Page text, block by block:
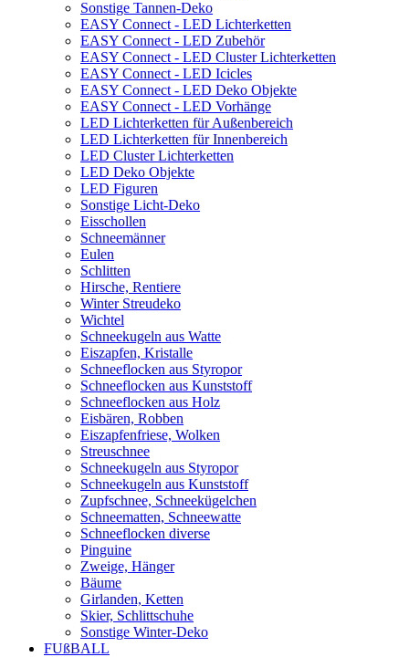
Sonstige Tannen-Deko
EASY Connect - LED Lichterketten
EASY Connect - LED Zubehör
EASY Connect - LED Cluster Lichterketten
EASY Connect - LED Icicles
EASY Connect - LED Deko Objekte
EASY Connect - LED Vorhänge
LED Lichterketten für Außenbereich
LED Lichterketten für Innenbereich
LED Cluster Lichterketten
LED Deko Objekte
LED Figuren
Sonstige Licht-Deko
Eisschollen
Schneemänner
Eulen
Schlitten
Hirsche, Rentiere
Winter Streudeko
Wichtel
Schneekugeln aus Watte
Eiszapfen, Kristalle
Schneeflocken aus Styropor
Schneeflocken aus Kunststoff
Schneeflocken aus Holz
Eisbären, Robben
Eiszapfenfriese, Wolken
Streuschnee
Schneekugeln aus Styropor
Schneekugeln aus Kunststoff
Zupfschnee, Schneekügelchen
Schneematten, Schneewatte
Schneeflocken diverse
Pinguine
Zweige, Hänger
Bäume
Girlanden, Ketten
Skier, Schlittschuhe
Sonstige Winter-Deko
FUßBALL